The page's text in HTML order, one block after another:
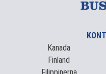
Kanada
Finland